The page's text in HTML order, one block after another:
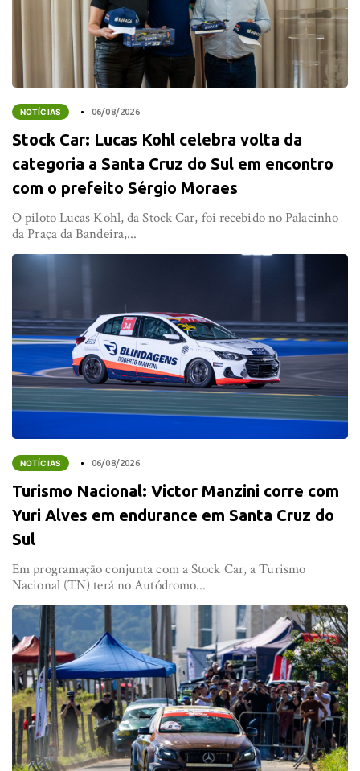
NOTÍCIAS 06/08/2026
Stock Car: Lucas Kohl celebra volta da
categoria a Santa Cruz do Sul em encontro
com o prefeito Sérgio Moraes
O piloto Lucas Kohl, da Stock Car, foi recebido no Palacinho
da Praça da Bandeira,...
NOTÍCIAS 06/08/2026
Turismo Nacional: Victor Manzini corre com
Yuri Alves em endurance em Santa Cruz do
Sul
Em programação conjunta com a Stock Car, a Turismo
Nacional (TN) terá no Autódromo...